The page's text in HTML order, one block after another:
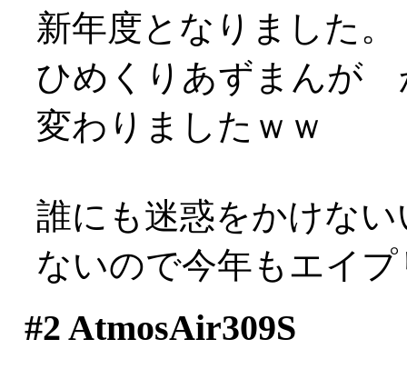
新年度となりました。
ひめくりあずまん
変わりましたｗｗ
誰にも迷惑をかけな
ないので今年もエイ
#2 AtmosAir309S